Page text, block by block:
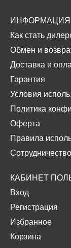
ИНФОРМАЦИЯ
Как стать
Обмен и
Доставка и
Гарантия
Условия
Политика
Оферта
Правила
КАБИНЕТ
Вход
Регистрация
Избранное
Корзина